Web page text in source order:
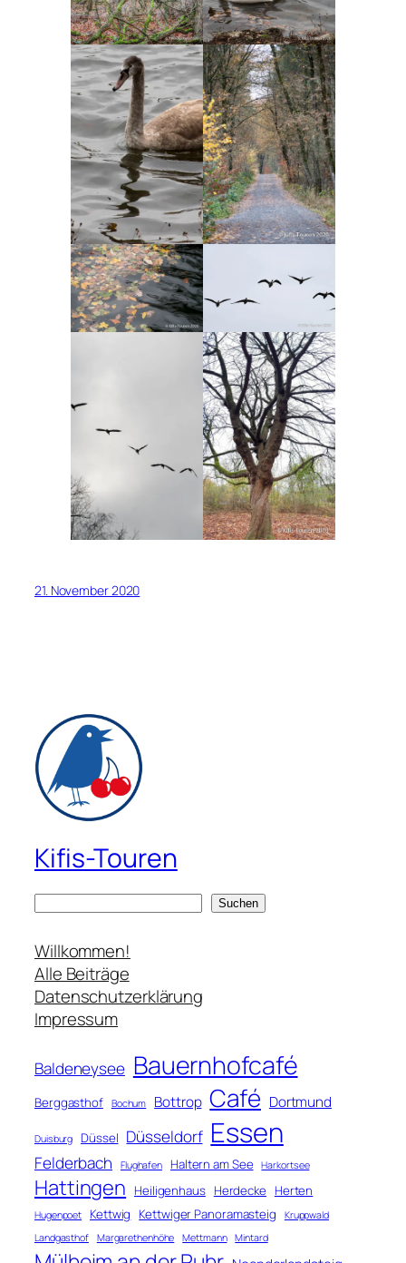
21. November 2020
Kifis-Touren
c
h
e
n
Suchen
Willkommen!
Alle Beiträge
Datenschutzerklärung
Impressum
Baldeneysee Bauernhofcafé
Berggasthof Bochum Bottrop Café Dortmund
Duisburg Düssel Düsseldorf Essen
Felderbach Flughafen Haltern am See Harkortsee
Hattingen Heiligenhaus Herdecke Herten
Hugenpoet Kettwig Kettwiger Panoramasteig
Kruppwald
Landgasthof
Margarethenhöhe Mettmann Mintard